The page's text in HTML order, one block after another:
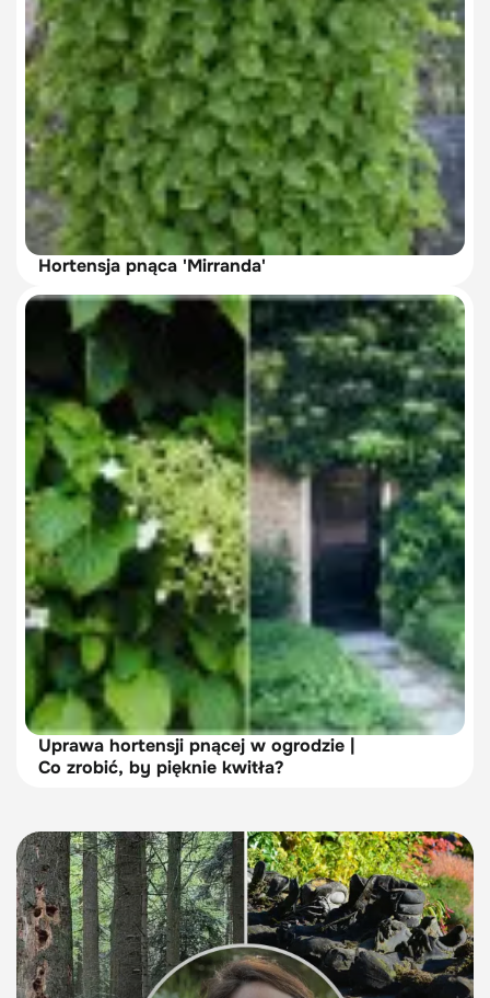
Hortensja pnąca 'Mirranda'
Uprawa hortensji pnącej w ogrodzie |
Co zrobić, by pięknie kwitła?